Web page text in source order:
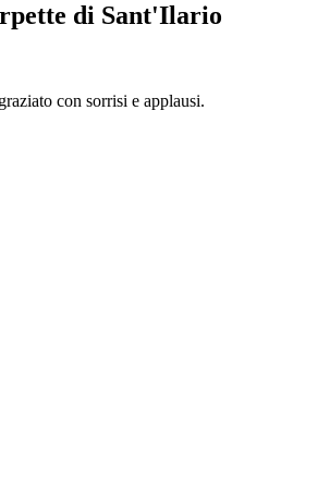
di Sant'Ilario
con sorrisi e applausi.